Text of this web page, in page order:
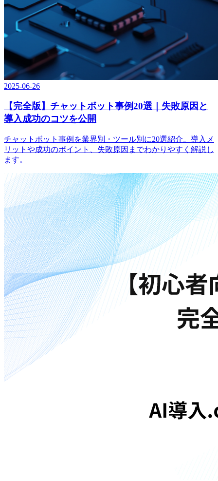
2025-06-26
【完全版】チャットボット事例20選｜失敗原因と
導入成功のコツを公開
チャットボット事例を業界別・ツール別に20選紹介。導入メ
リットや成功のポイント、失敗原因までわかりやすく解説し
ます。